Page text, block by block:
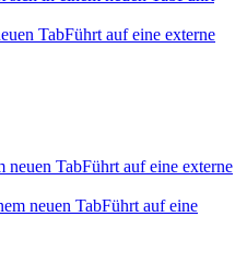
TabFührt auf eine externe
neuen TabFührt auf eine externe
neuen TabFührt auf eine